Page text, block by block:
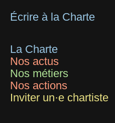
Écrire à la Charte
La Charte
Nos actus
Nos métiers
Nos actions
Inviter un·e chartiste